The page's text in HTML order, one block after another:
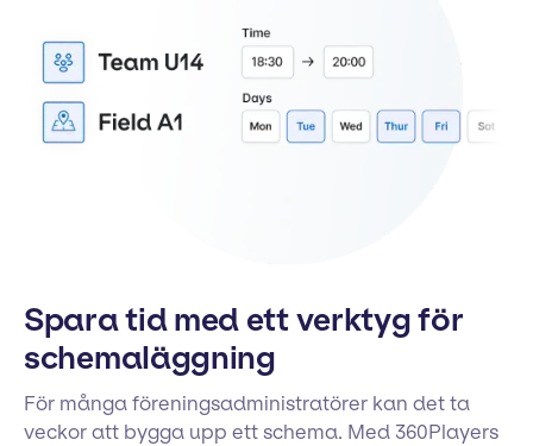
Spara tid med ett verktyg för
schemaläggning
För många föreningsadministratörer kan det ta
veckor att bygga upp ett schema. Med 360Players